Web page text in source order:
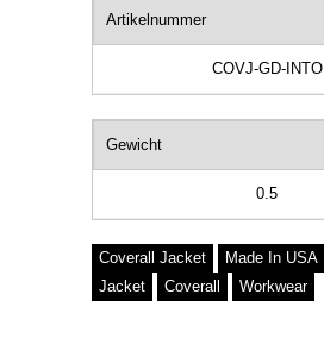
Artikelnummer
COVJ-GD-INTO
Gewicht
0.5
Coverall Jacket Made In USA
Jacket
Coverall Workwear